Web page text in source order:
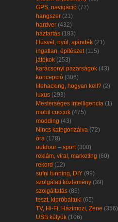
GPS, navigáció (77)
hangszer (21)
hardver (432)
háztartás (183)
Húsvét, nyúl, ajándék (21)
ingatlan, építészet(115)
játékok (253)
karácsonyi pazarságok (43)
koncepció (306)
lifehacking, hogyan kell? (2)
luxus (293)
Mesterséges intelligencia (1)
mobil cuccok (475)
modding (43)
Nincs kategorizálva (72)
óra (178)
outdoor – sport(300)
reklám, viral, marketing (60)
rekord (12)
sufni tunning, DIY (99)
szolgálati közlemény (39)
szolgáltatás (85)
teszt, kipróbáltuk! (65)
TV, Hi-Fi, Házimozi, Zene (356)
USB kütyük (106)